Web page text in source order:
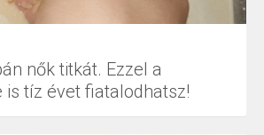
nők titkát. Ezzel a
is tíz évet fiatalodhatsz!